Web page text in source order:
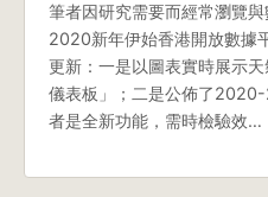
筆者因研究需要而經常瀏覽
2020新年伊始香港開放數據
更新：一是以圖表實時展示
儀表板」；二是公佈了
者是全新功能，需時檢驗效…